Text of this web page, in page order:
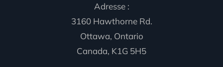
Adresse :
3160 Hawthorne Rd.
Ottawa, Ontario
Canada, K1G 5H5